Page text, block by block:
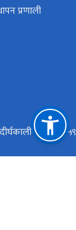
प्रणाली
नीति २०५९